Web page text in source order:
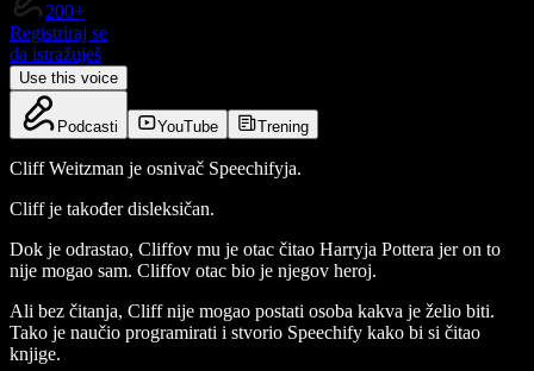
200+
Registriraj se
da istražuješ
Use this voice
Podcasti YouTube Trening
Cliff Weitzman je osnivač Speechifyja.
Cliff je također disleksičan.
Dok je odrastao, Cliffov mu je otac čitao Harryja Pottera jer on to
nije mogao sam. Cliffov otac bio je njegov heroj.
Ali bez čitanja, Cliff nije mogao postati osoba kakva je želio biti.
Tako je naučio programirati i stvorio Speechify kako bi si čitao
knjige.